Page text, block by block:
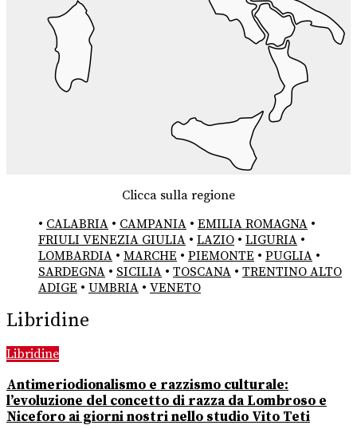
Clicca sulla regione
• CALABRIA • CAMPANIA • EMILIA ROMAGNA •
FRIULI VENEZIA GIULIA • LAZIO • LIGURIA •
LOMBARDIA • MARCHE • PIEMONTE • PUGLIA •
SARDEGNA • SICILIA • TOSCANA • TRENTINO ALTO
ADIGE • UMBRIA • VENETO
Libridine
Libridine
Antimeriodionalismo e razzismo culturale:
l’evoluzione del concetto di razza da Lombroso e
Niceforo ai giorni nostri nello studio Vito Teti